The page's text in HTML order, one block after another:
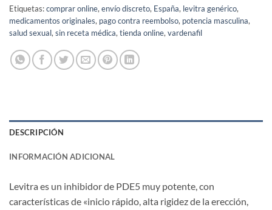
Etiquetas:comprar online, envío discreto, España, levitra genérico,
medicamentos originales, pago contra reembolso, potencia masculina,
salud sexual, sin receta médica, tienda online, vardenafil
DESCRIPCIÓN
INFORMACIÓN ADICIONAL
Levitra es un inhibidor de PDE5 muy potente, con
características de «inicio rápido, alta rigidez de la erección,